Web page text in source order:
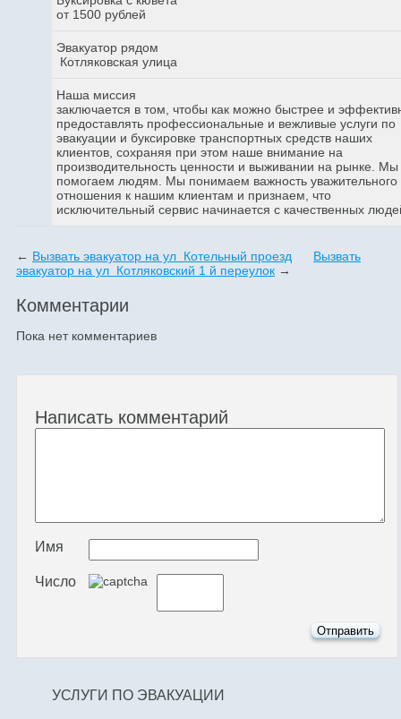
от 1500 рублей
Эвакуатор рядом
Котляковская улица
Наша миссия
заключается в том, чтобы как можно быстрее и
предоставлять профессиональные и вежливые услуги по
эвакуации и буксировке транспортных средств наших
клиентов, сохраняя при этом наше внимание на
производительность ценности и выживании на рынке. Мы
помогаем людям. Мы понимаем важность уважительного
отношения к нашим клиентам и признаем, что
исключительный сервис начинается с качественных
← Вызвать эвакуатор на ул Котельный проезд
Вызвать
эвакуатор на ул Котляковский 1 й переулок →
Комментарии
Пока нет комментариев
Написать комментарий
Имя
Число
УСЛУГИ ПО ЭВАКУАЦИИ